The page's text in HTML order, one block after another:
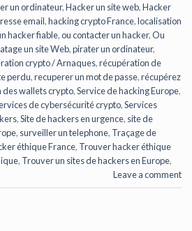
un ordinateur,Hacker un site web,Hacker
email,hacking crypto France,localisation
hacker fiable,ou contacter un hacker,Ou
un site Web,pirater un ordinateur,
crypto / Arnaques,récupération de
perdu,recuperer un mot de passe,récupérez
des wallets crypto,Service de hacking Europe,
de cybersécurité crypto,Services
,Site de hackers en urgence, site de
, surveiller un telephone, Traçage de
éthique France, Trouver hacker éthique
, Trouver un sites de hackers en Europe,
Leave a comment